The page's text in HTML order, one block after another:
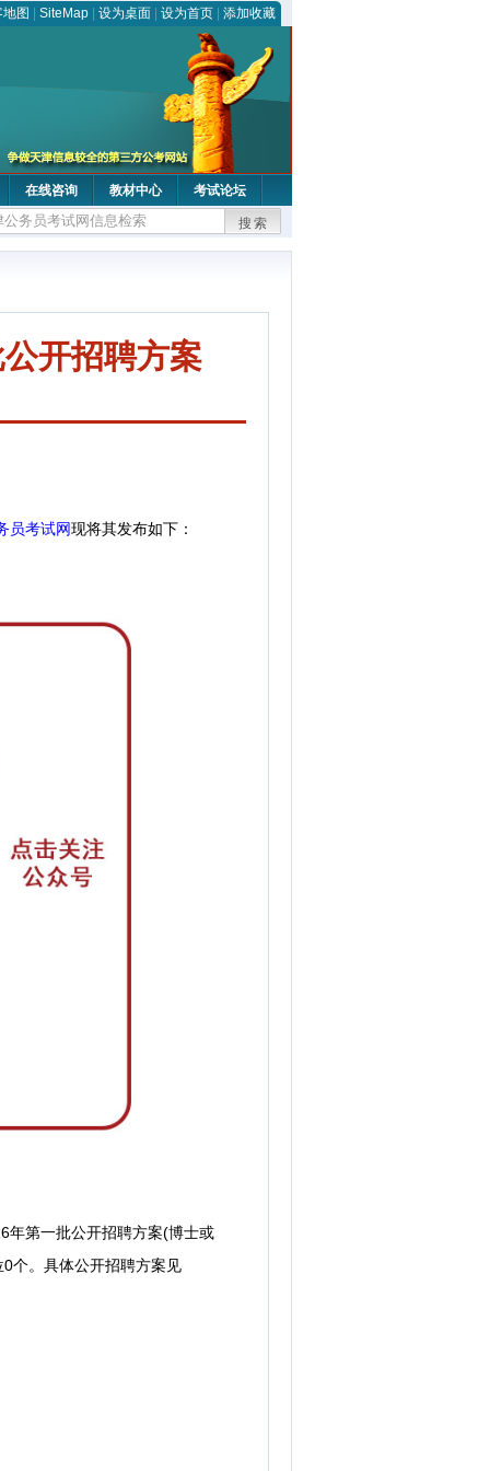
图 SiteMap 设为桌面 设为首页 添加收藏
在线咨询 教材中心 考试论坛
搜索
开招聘方案
员考试网现将其发布如下：
第一批公开招聘方案(博士或
个。具体公开招聘方案见